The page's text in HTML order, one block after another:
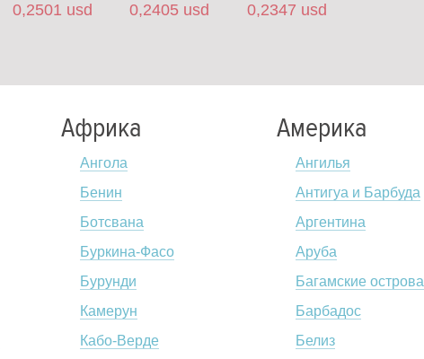
0,2501 usd 0,2405 usd 0,2347 usd
Африка
Ангола
Бенин
Ботсвана
Буркина-Фасо
Бурунди
Камерун
Кабо-Верде
Америка
Ангилья
Антигуа и Барбуда
Аргентина
Аруба
Багамские острова
Барбадос
Белиз